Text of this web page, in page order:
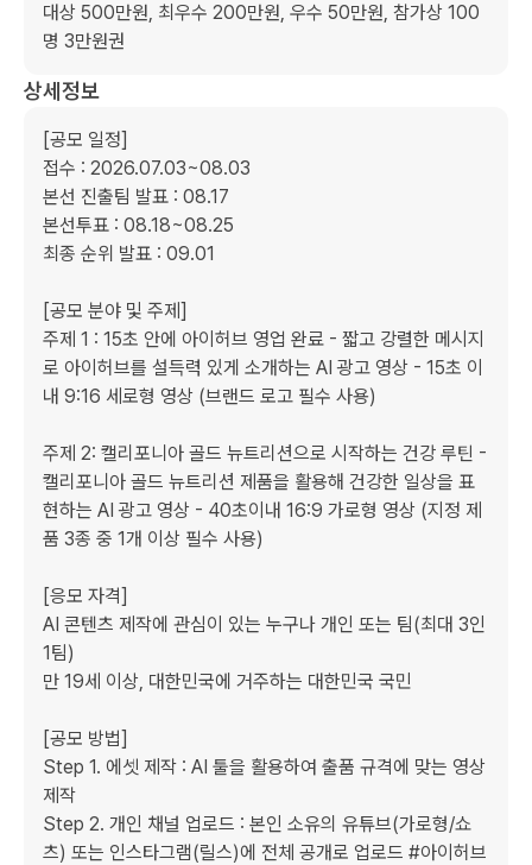
대상 500만원, 최우수 200만원, 우수 50만원, 참가상 100
명 3만원권
상세정보
[공모 일정]
접수 : 2026.07.03~08.03
본선 진출팀 발표 : 08.17
본선투표 : 08.18~08.25
최종 순위 발표 : 09.01
[공모 분야 및 주제]
주제 1 : 15초 안에 아이허브 영업 완료 - 짧고 강렬한 메시지
로 아이허브를 설득력 있게 소개하는 AI 광고 영상 - 15초 이
내 9:16 세로형 영상 (브랜드 로고 필수 사용)
주제 2: 캘리포니아 골드 뉴트리션으로 시작하는 건강 루틴 -
캘리포니아 골드 뉴트리션 제품을 활용해 건강한 일상을 표
현하는 AI 광고 영상 - 40초이내 16:9 가로형 영상 (지정 제
품 3종 중 1개 이상 필수 사용)
[응모 자격]
AI 콘텐츠 제작에 관심이 있는 누구나 개인 또는 팀(최대 3인
1팀)
만 19세 이상, 대한민국에 거주하는 대한민국 국민
[공모 방법]
Step 1. 에셋 제작 : AI 툴을 활용하여 출품 규격에 맞는 영상
제작
Step 2. 개인 채널 업로드 : 본인 소유의 유튜브(가로형/쇼
츠) 또는 인스타그램(릴스)에 전체 공개로 업로드 #아이허브